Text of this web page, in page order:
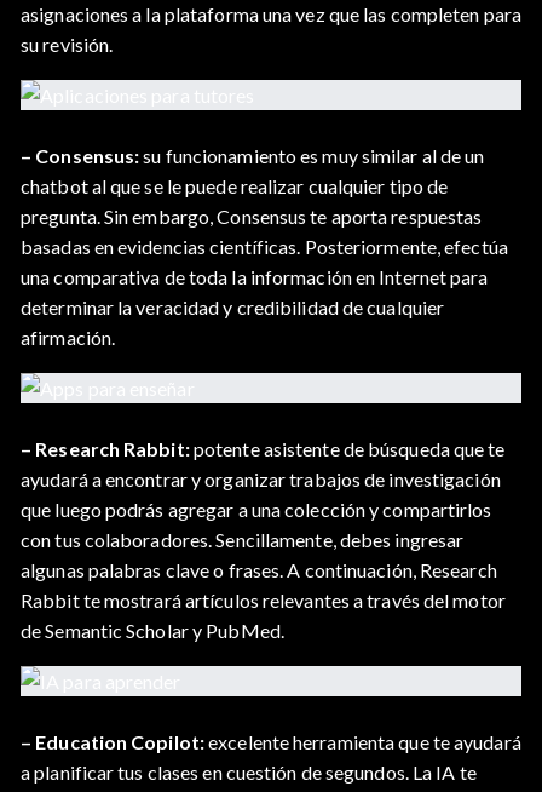
asignaciones a la plataforma una vez que las completen para
su revisión.
– Consensus:su funcionamiento es muy similar al de un
chatbot al que se le puede realizar cualquier tipo de
pregunta. Sin embargo, Consensus te aporta respuestas
basadas en evidencias científicas. Posteriormente, efectúa
una comparativa de toda la información en Internet para
determinar la veracidad y credibilidad de cualquier
afirmación.
– Research Rabbit:potente asistente de búsqueda que te
ayudará a encontrar y organizar trabajos de investigación
que luego podrás agregar a una colección y compartirlos
con tus colaboradores. Sencillamente, debes ingresar
algunas palabras clave o frases. A continuación, Research
Rabbit te mostrará artículos relevantes a través del motor
de Semantic Scholar y PubMed.
– Education Copilot:excelente herramienta que te ayudará
a planificar tus clases en cuestión de segundos. La IA te